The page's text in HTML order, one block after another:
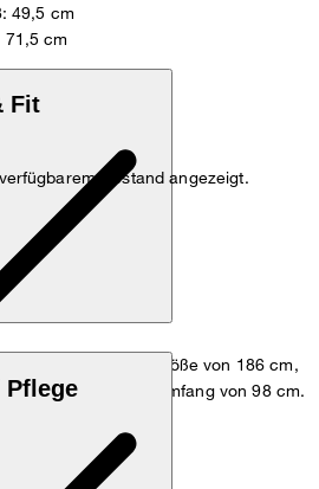
Bestand angezeigt.
49,5 cm
71,5 cm
Fit
48 bei einer Körpergröße von 186 cm,
cm und einem Hüftumfang von 98 cm.
Pflege